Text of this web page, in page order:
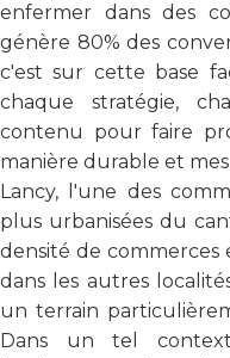
enfermer dans des
génère 80% des
c'est sur cette base
chaque stratégie,
contenu pour faire
manière durable et
Lancy, l'une des
plus urbanisées du
densité de commerces
dans les autres
un terrain
Dans un tel